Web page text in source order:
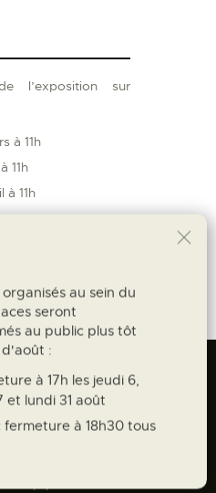
l’exposition sur
à 11h
11h
à 11h
équipes
au sein du
seront
au public plus tôt
:
à 17h les jeudi 6,
et lundi 31 août
fermeture à 18h30 tous